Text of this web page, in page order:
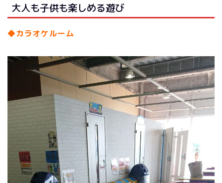
大人も子供も楽しめる遊び
◆カラオケルーム